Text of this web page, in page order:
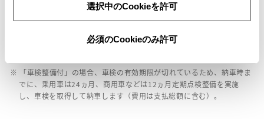
選択中のCookieを許可
必須のCookieのみ許可
※ 「修復歴あり」の場合、修復部位の詳細につきましては、販売店へお
※ 「車検整備付」の場合、車検の有効期限が切れているため、納車時ま
でに、乗用車は24ヵ月、商用車などは12ヵ月定期点検整備を実施
し、車検を取得して納車します（費用は支払総額に含む）。